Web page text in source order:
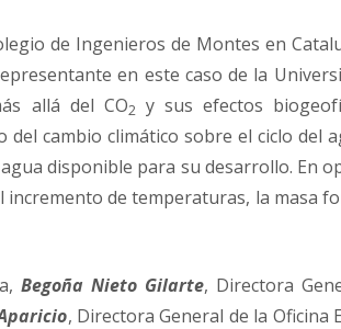
de Ingenieros de Montes en
en este caso de la
allá del CO2 y sus efectos
del cambio climático sobre el ciclo del
disponible para su desarrollo. En
de temperaturas, la masa
Begoña Nieto Gilarte, Directora
, Directora General de la Oficina